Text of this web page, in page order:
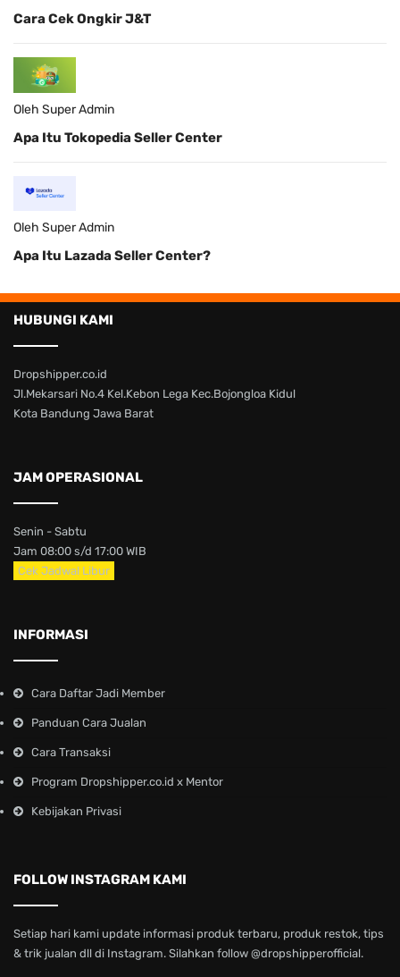
Cara Cek Ongkir J&T
Oleh Super Admin
Apa Itu Tokopedia Seller Center
Oleh Super Admin
Apa Itu Lazada Seller Center?
HUBUNGI KAMI
Dropshipper.co.id
Jl.Mekarsari No.4 Kel.Kebon Lega Kec.Bojongloa Kidul
Kota Bandung Jawa Barat
JAM OPERASIONAL
Senin - Sabtu
Jam 08:00 s/d 17:00 WIB
Cek Jadwal Libur
INFORMASI
Cara Daftar Jadi Member
Panduan Cara Jualan
Cara Transaksi
Program Dropshipper.co.id x Mentor
Kebijakan Privasi
FOLLOW INSTAGRAM KAMI
Setiap hari kami update informasi produk terbaru, produk restok, tips
& trik jualan dll di Instagram. Silahkan follow @dropshipperofficial.